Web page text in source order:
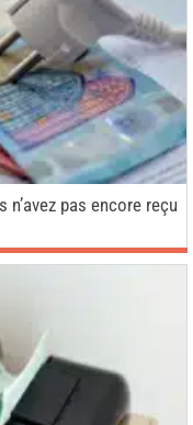
n’avez pas encore reçu